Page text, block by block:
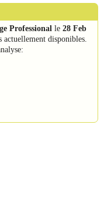
Professional le 28 Feb
disponibles.